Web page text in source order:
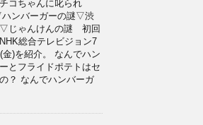
コちゃんに叱られ
ンバーガーの謎▽渋
じゃんけんの謎 初回
総合テレビジョン7
金)を紹介。 なんでハン
とフライドポテトはセ
？ なんでハンバーガ